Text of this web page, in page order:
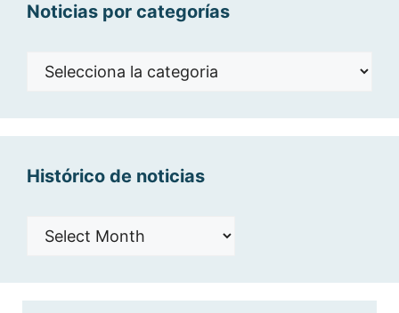
Noticias por categorías
Noticias
Histórico de noticias
Histórico